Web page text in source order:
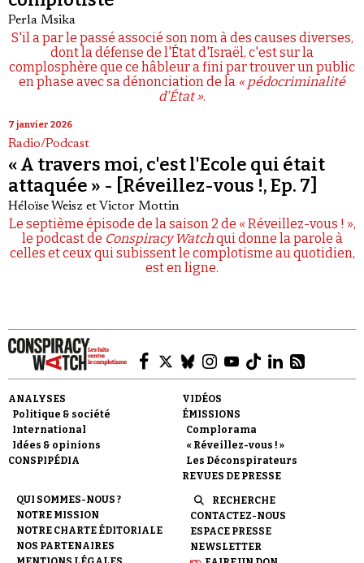
Perla Msika
S'il a par le passé associé son nom à des causes diverses,
dont la défense de l'État d'Israël, c'est sur la
complosphère que ce hâbleur a fini par trouver un public
en phase avec sa dénonciation de la « pédocriminalité
d'État ».
7 janvier 2026
Radio/Podcast
« A travers moi, c'est l'Ecole qui était
attaquée » - [Réveillez-vous !, Ep. 7]
Héloïse Weisz et Victor Mottin
Le septième épisode de la saison 2 de « Réveillez-vous ! »,
le podcast de Conspiracy Watchqui donne la parole à
celles et ceux qui subissent le complotisme au quotidien,
est en ligne.
ANALYSES
Politique & société
International
Idées & opinions
CONSPIPÉDIA
VIDÉOS
ÉMISSIONS
Complorama
« Réveillez-vous ! »
Les Déconspirateurs
REVUES DE PRESSE
QUI SOMMES-NOUS ?
NOTRE MISSION
NOTRE CHARTE ÉDITORIALE
NOS PARTENAIRES
RECHERCHE
CONTACTEZ-NOUS
ESPACE PRESSE
NEWSLETTER